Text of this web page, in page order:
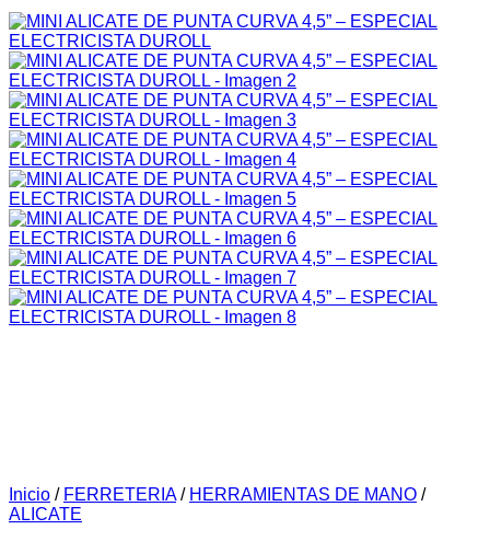
Inicio / FERRETERIA / HERRAMIENTAS DE MANO /
ALICATE